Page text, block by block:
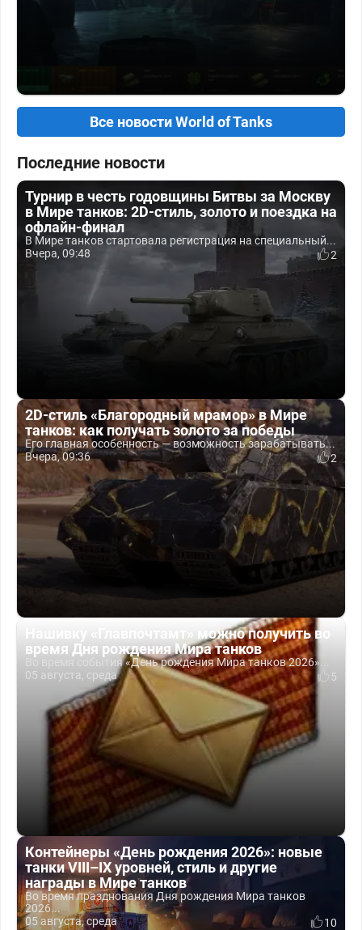
Все новости World of Tanks
Последние новости
Турнир в честь годовщины Битвы за Москву
в Мире танков: 2D-стиль, золото и поездка на
офлайн-финал
В Мире танков стартовала регистрация на специальный...
Вчера, 09:48
2
2D-стиль «Благородный мрамор» в Мире
танков: как получать золото за победы
Его главная особенность — возможность зарабатывать...
Вчера, 09:36
2
Нашивку «Главпочтамт» можно получить во
время Дня рождения Мира танков
Во время события «День рождения Мира танков 2026»...
05 августа, среда
5
Контейнеры «День рождения 2026»: новые
танки VIII–IX уровней, стиль и другие
награды в Мире танков
Во время празднования Дня рождения Мира танков
2026...
05 августа, среда
10